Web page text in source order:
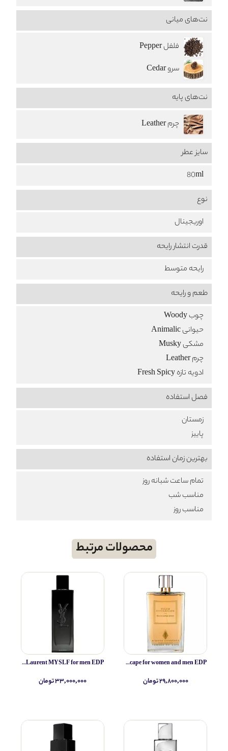
نت‌های میانی
فلفل Pepper
سرو Cedar
نت‌های پایه
چرم Leather
سایز عطر
80ml
نوع
اوریجینال
قدرت انتشار رایحه
رایحه متوسط
طعم‌ و رایحه
چوب Woody
حیوانی Animalic
مشکی Musky
چرم Leather
ادویه تازه Fresh Spicy
فصل استفاده
زمستان
پاییز
بهترین زمان استفاده
تمام ساعت شبانه روز
مناسب شب
مناسب روز
محصولات مرتبط
Simone Andreoli Tulum Junglescape for women and men EDP
۲۹,۸۰۰,۰۰۰ تومان
Yves Saint Laurent MYSLF for men EDP
۳۳,۰۰۰,۰۰۰ تومان